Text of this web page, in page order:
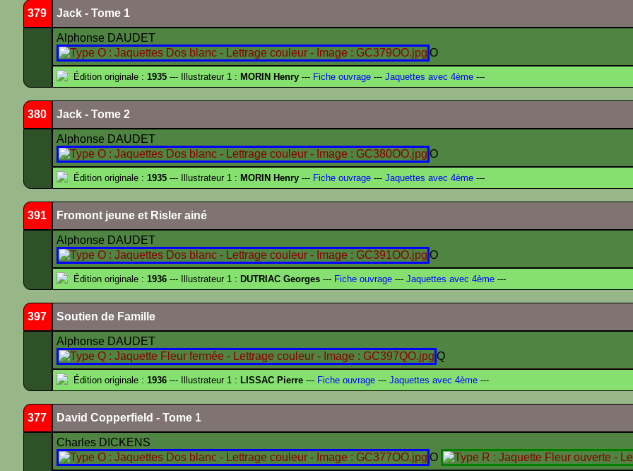
379 Jack - Tome 1
Alphonse DAUDET
O
Édition originale : 1935 --- Illustrateur 1 : MORIN Henry --- Fiche ouvrage --- Jaquettes avec 4ème ---
380 Jack - Tome 2
Alphonse DAUDET
O
Édition originale : 1935 --- Illustrateur 1 : MORIN Henry --- Fiche ouvrage --- Jaquettes avec 4ème ---
391 Fromont jeune et Risler ainé
Alphonse DAUDET
O
Édition originale : 1936 --- Illustrateur 1 : DUTRIAC Georges --- Fiche ouvrage --- Jaquettes avec 4ème ---
397 Soutien de Famille
Alphonse DAUDET
Q
Édition originale : 1936 --- Illustrateur 1 : LISSAC Pierre --- Fiche ouvrage --- Jaquettes avec 4ème ---
377 David Copperfield - Tome 1
Charles DICKENS
O